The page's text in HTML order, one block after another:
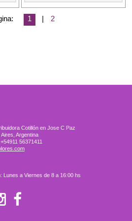
1 | 2
Cotillón en Jose C Paz
Argentina
56371411
Lunes a Viernes de 8 a 16:00 hs